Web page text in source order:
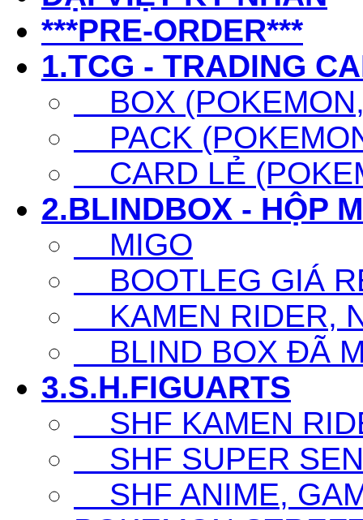
***PRE-ORDER***
1.TCG - TRADING
BOX
PACK
CARD LẺ
2.BLINDBOX - HỘP
MIGO
BOOTLEG GIÁ
KAMEN RIDER,
BLIND BOX ĐÃ
3.S.H.FIGUARTS
SHF KAMEN
SHF SUPER
SHF ANIME,